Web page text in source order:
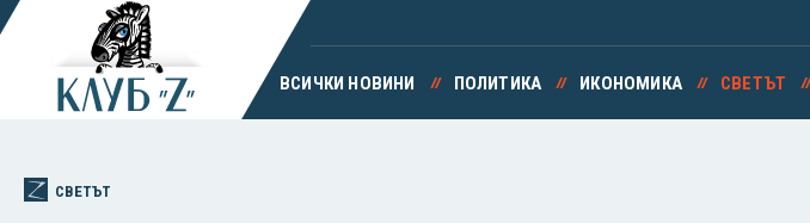
ВСИЧКИ НОВИНИ ПОЛИТИКА ИКОНОМИКА СВЕТЪТ
СВЕТЪТ